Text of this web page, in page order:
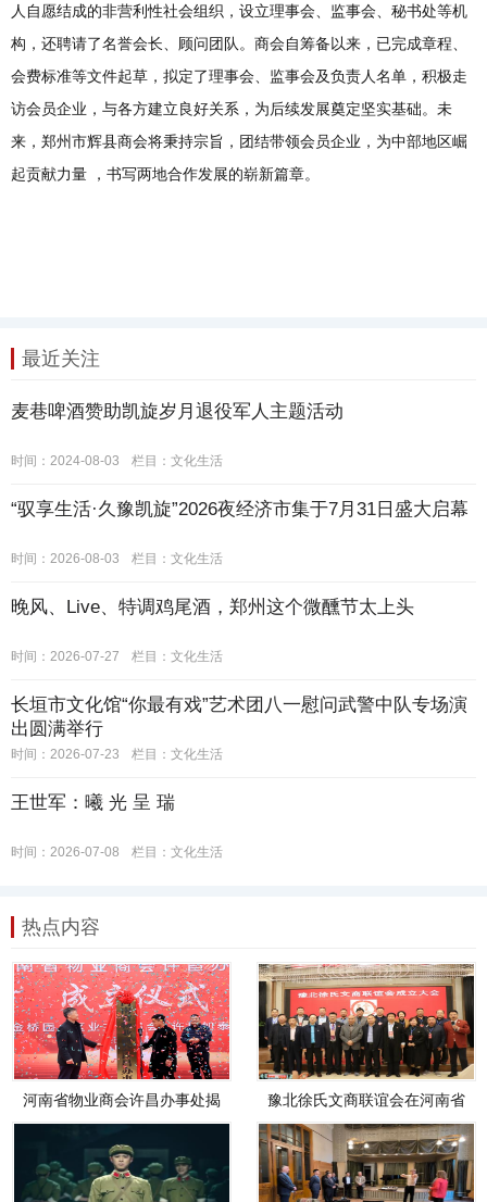
人自愿结成的非营利性社会组织，设立理事会、监事会、秘书处等机
构，还聘请了名誉会长、顾问团队。商会自筹备以来，已完成章程、
会费标准等文件起草，拟定了理事会、监事会及负责人名单，积极走
访会员企业，与各方建立良好关系，为后续发展奠定坚实基础。未
来，郑州市辉县商会将秉持宗旨，团结带领会员企业，为中部地区崛
起贡献力量 ，书写两地合作发展的崭新篇章。
最近关注
麦巷啤酒赞助凯旋岁月退役军人主题活动
时间：2024-08-03 栏目： 文化生活
“驭享生活·久豫凯旋”2026夜经济市集于7月31日盛大启幕
时间：2026-08-03 栏目： 文化生活
晚风、Live、特调鸡尾酒，郑州这个微醺节太上头
时间：2026-07-27 栏目： 文化生活
长垣市文化馆“你最有戏”艺术团八一慰问武警中队专场演
出圆满举行
时间：2026-07-23 栏目： 文化生活
王世军：曦 光 呈 瑞
时间：2026-07-08 栏目： 文化生活
热点内容
河南省物业商会许昌办事处揭
豫北徐氏文商联谊会在河南省